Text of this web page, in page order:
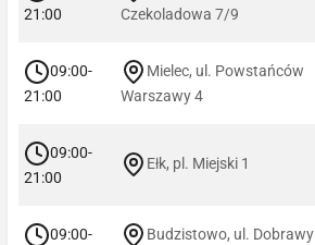
21:00
Czekoladowa 7/9
09:00-
21:00
Mielec, ul. Powstańców
Warszawy 4
09:00-
21:00
Ełk, pl. Miejski 1
09:00-
Budzistowo, ul. Dobrawy